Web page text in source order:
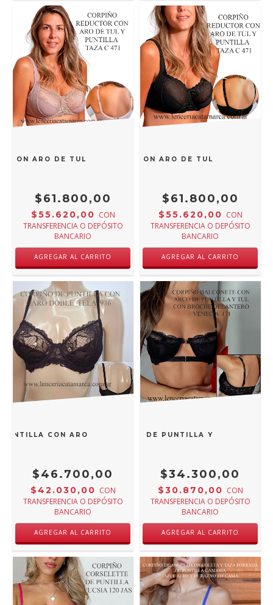
CON ARO DE TUL Y PUNTILLA VISON TAZA C 471VI
$61.800,00
$55.620,00 CON
TRANSFERENCIA O DEPÓSITO
BANCARIO
AGREGAR AL CARRITO
BEM CORPIÑO REDUCTOR CON ARO DE TUL Y PUNTILLA
$61.800,00
$55.620,00 CON
TRANSFERENCIA O DEPÓSITO
BANCARIO
AGREGAR AL CARRITO
CON ARO DOBLE TELA NEGRO 936N
$46.700,00
$42.030,00 CON
TRANSFERENCIA O DEPÓSITO
BANCARIO
AGREGAR AL CARRITO
BALCONETE CON ARCO DE PUNTILLA Y TUL CON
$34.300,00
$30.870,00 CON
TRANSFERENCIA O DEPÓSITO
BANCARIO
AGREGAR AL CARRITO